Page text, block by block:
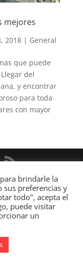
mejores
2018| General
que puede
del
y encontrar
para toda
con mayor
por
brindarle la
sus preferencias y
todo", acepta el
puede visitar
un